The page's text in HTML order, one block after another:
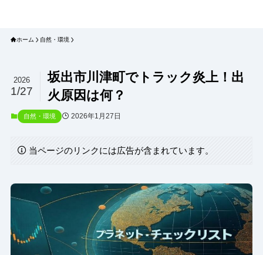
ホーム 自然・環境
坂出市川津町でトラック炎上！出
火原因は何？
2026
1/27
自然・環境 2026年1月27日
当ページのリンクには広告が含まれています。